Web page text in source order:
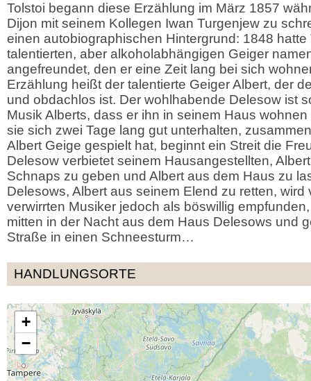
Tolstoi begann diese Erzählung im März 1857
Dijon mit seinem Kollegen Iwan Turgenjew zu
einen autobiographischen Hintergrund: 1848 hatte
talentierten, aber alkoholabhängigen Geiger
angefreundet, den er eine Zeit lang bei sich
Erzählung heißt der talentierte Geiger Albert, der
und obdachlos ist. Der wohlhabende Delesow ist
Musik Alberts, dass er ihn in seinem Haus
sie sich zwei Tage lang gut unterhalten,
Albert Geige gespielt hat, beginnt ein Streit die
Delesow verbietet seinem Hausangestellten,
Schnaps zu geben und Albert aus dem Haus zu
Delesows, Albert aus seinem Elend zu retten, wird
verwirrten Musiker jedoch als böswillig
mitten in der Nacht aus dem Haus Delesows und
Straße in einen Schneesturm…
HANDLUNGSORTE
+
−